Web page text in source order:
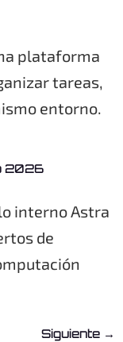
plataforma
tareas,
entorno.
2026
interno Astra
de
Siguiente →